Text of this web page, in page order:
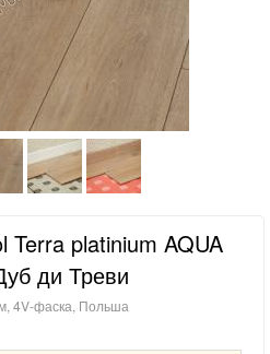
Terra platinium AQUA
ди Треви
4V-фаска, Польша